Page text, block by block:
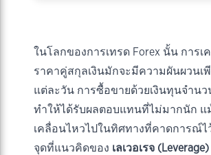
ในโลกของการเทรด Forex นั้น การเ
ราคาคู่สกุลเงินมักจะมีความผันผวนเ
แต่ละวัน การซื้อขายด้วยเงินทุนจำน
ทำให้ได้รับผลตอบแทนที่ไม่มากนัก แ
เคลื่อนไหวไปในทิศทางที่คาดการณ์
จุดที่แนวคิดของ เลเวอเรจ (Leverage)